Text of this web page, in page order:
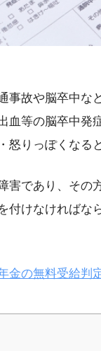
事故や脳卒中な
血等の脳卒中発
怒りっぽくなる
害であり、その
付けなければな
金の無料受給判